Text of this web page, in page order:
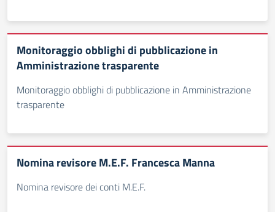
Monitoraggio obblighi di pubblicazione in
Amministrazione trasparente
Monitoraggio obblighi di pubblicazione in Amministrazione
trasparente
Nomina revisore M.E.F. Francesca Manna
Nomina revisore dei conti M.E.F.